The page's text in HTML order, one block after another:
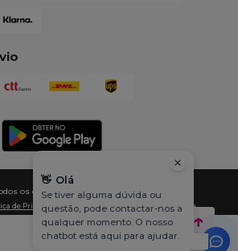
os direitos reservados
de Privacidade|Política de cookies| Mapa do Site
👋 Olá
Se tiver alguma dúvida ou
questão, pode contactar-nos a
qualquer momento. O nosso
chatbot está aqui para ajudar.